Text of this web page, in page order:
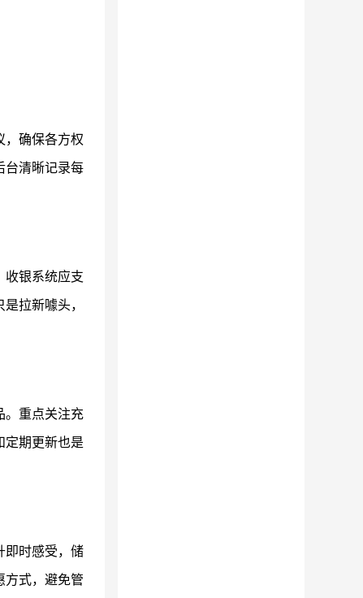
，确保各方权
台清晰记录每
收银系统应支
拉新噱头，
。重点关注充
定期更新也是
即时感受，储
方式，避免管